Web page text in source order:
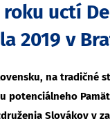
roku uctí
2019 v
na tradičné
potenciálneho
Slovákov v